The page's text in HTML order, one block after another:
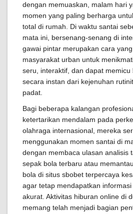
dengan memuaskan, malam hari
momen yang paling berharga
total di rumah. Di waktu santai
mata ini, bersenang-senang di
gawai pintar merupakan cara
masyarakat urban untuk
seru, interaktif, dan dapat memicu
secara instan dari kejenuhan
padat.
Bagi beberapa kalangan
ketertarikan mendalam pada
olahraga internasional, mereka
menggunakan momen santai di
dengan membaca ulasan analisis
sepak bola terbaru atau
bola di situs sbobet terpercaya
agar tetap mendapatkan
akurat. Aktivitas hiburan online di
memang telah menjadi bagian